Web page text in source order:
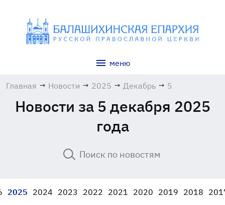
меню
Главная → Новости → 2025 → Декабрь → 5
Новости за 5 декабря 2025
года
2025 2024 2023 2022 2021 2020 2019 2018